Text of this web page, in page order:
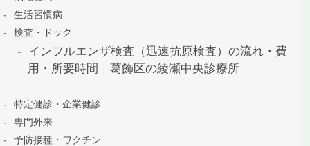
生活習慣病
検査・ドック
インフルエンザ検査（迅速抗原検査）の流れ・費
用・所要時間｜葛飾区の綾瀬中央診療所
特定健診・企業健診
専門外来
予防接種・ワクチン